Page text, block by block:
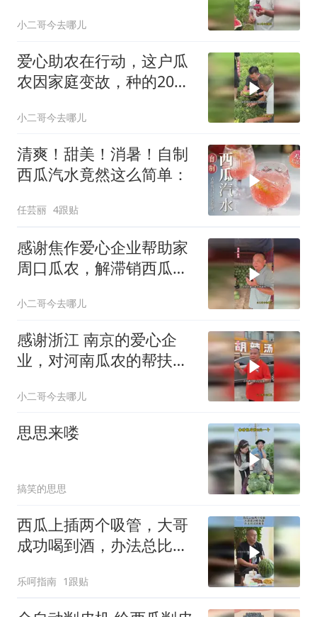
可帮帮他
小二哥今去哪儿
爱心助农在行动，这户瓜
农因家庭变故，种的20多
爱心人士帮忙
小二哥今去哪儿
清爽！甜美！消暑！自制
西瓜汽水竟然这么简单：
任芸丽 4跟贴
感谢焦作爱心企业帮助家
周口瓜农，解滞销西瓜之
小二哥今去哪儿
感谢浙江 南京的爱心企
业，对河南瓜农的帮扶，
小二哥今去哪儿
思思来喽
搞笑的思思
西瓜上插两个吸管，大哥
成功喝到酒，办法总比困
乐呵指南 1跟贴